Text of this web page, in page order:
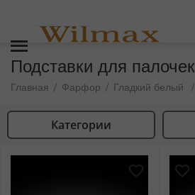
Подставки для палочек
Главная / Фарфор / Гладкий белый /
Категории